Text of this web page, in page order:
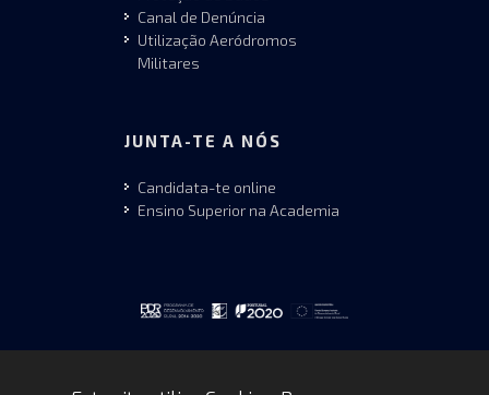
Canal de Denúncia
Utilização Aeródromos
Militares
JUNTA-TE A NÓS
Candidata-te online
Ensino Superior na Academia